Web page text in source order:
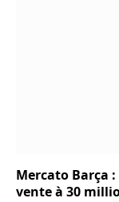
Mercato Barça
vente à 30